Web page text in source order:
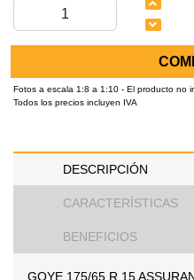
Fotos a escala 1:8 a 1:10 - El producto no
Todos los precios incluyen IVA
DESCRIPCIÓN
CARACTERÍSTICAS
BENEFICIOS
GOYE 175/65 R 15